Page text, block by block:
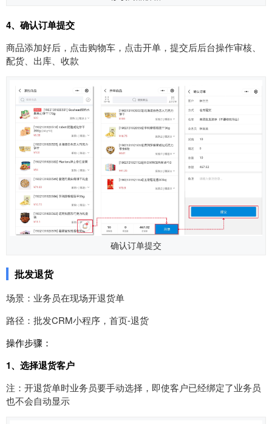
4、确认订单提交
商品添加好后，点击购物车，点击开单，提交后后台操作审核、
配货、出库、收款
确认订单提交
批发退货
场景：业务员在现场开退货单
路径：批发CRM小程序，首页-退货
操作步骤：
1、选择退货客户
注：开退货单时业务员要手动选择，即使客户已经绑定了业务员
也不会自动显示